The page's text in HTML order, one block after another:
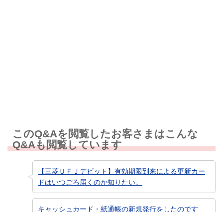
このQ&Aを閲覧したお客さまはこんな
Q&Aも閲覧しています
【三菱ＵＦＪデビット】有効期限到来による更新カー
ドはいつごろ届くのか知りたい。
キャッシュカード・紙通帳の新規発行をしたのです